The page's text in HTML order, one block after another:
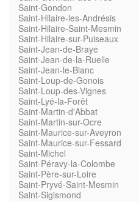
Saint-Gondon
Saint-Hilaire-les-Andrésis
Saint-Hilaire-Saint-Mesmin
Saint-Hilaire-sur-Puiseaux
Saint-Jean-de-Braye
Saint-Jean-de-la-Ruelle
Saint-Jean-le-Blanc
Saint-Loup-de-Gonois
Saint-Loup-des-Vignes
Saint-Lyé-la-Forêt
Saint-Martin-d'Abbat
Saint-Martin-sur-Ocre
Saint-Maurice-sur-Aveyron
Saint-Maurice-sur-Fessard
Saint-Michel
Saint-Péravy-la-Colombe
Saint-Père-sur-Loire
Saint-Pryvé-Saint-Mesmin
Saint-Sigismond